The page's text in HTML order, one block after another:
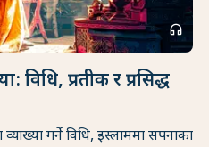
headphones
विधि, प्रतीक र प्रसिद्ध
गर्ने विधि, इस्लाममा सपनाका